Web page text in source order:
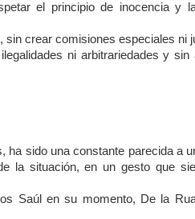
el principio de inocencia y
sin crear comisiones especiales ni
ni arbitrariedades y
sido una constante parecida a
la situación, en un gesto que
Saúl en su momento, De la